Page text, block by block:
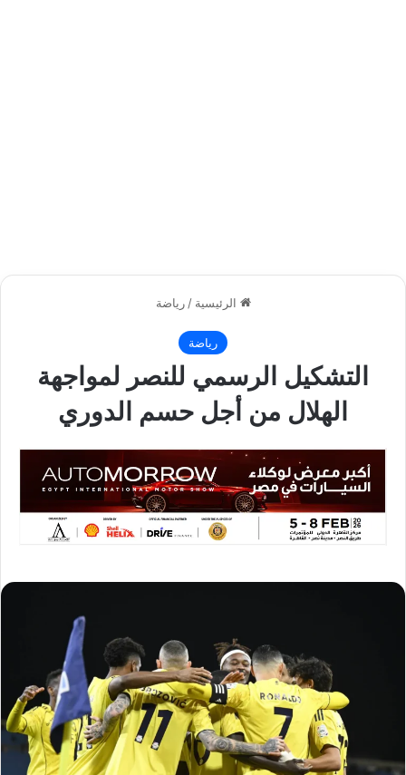
الرئيسية / رياضة
رياضة
التشكيل الرسمي للنصر لمواجهة
الهلال من أجل حسم الدوري